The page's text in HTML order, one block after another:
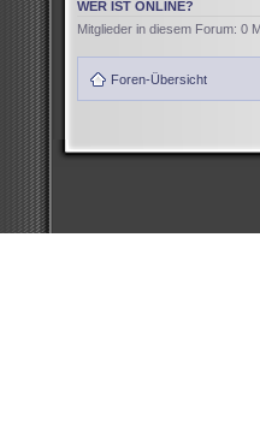
WER IST ONLINE?
Mitglieder in diesem Forum: 0
Foren-Übersicht